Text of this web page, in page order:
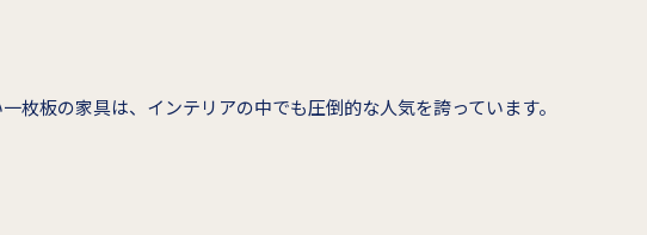
枚板の家具は、インテリアの中でも圧倒的な人気を誇っています。